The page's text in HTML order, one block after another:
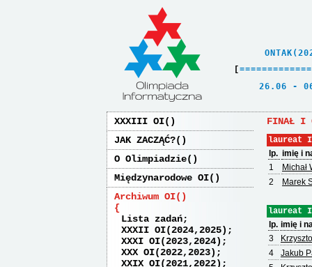
[ =============
26.06
XXXIII OI
JAK ZACZĄĆ?
O Olimpiadzie
Międzynarodowe OI
Archiwum OI
Lista zadań
XXXII OI(2024,2025)
XXXI OI(2023,2024)
XXX OI(2022,2023)
XXIX OI(2021,2022)
FINAŁ I
laureat I
lp. imię i
1
Michał
2
Marek
laureat
lp. imię i
3
4
Jakub